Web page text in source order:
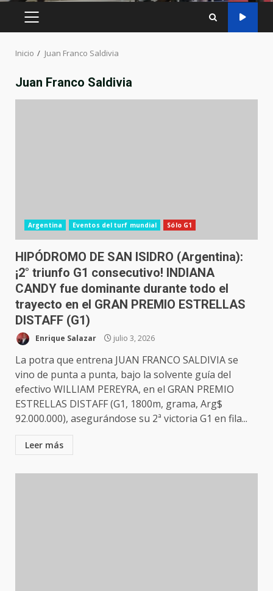
MENÚ
Inicio Juan Franco Saldivia
Juan Franco Saldivia
Argentina Eventos del turf mundial Sólo G1
HIPÓDROMO DE SAN ISIDRO (Argentina):
¡2° triunfo G1 consecutivo! INDIANA
CANDY fue dominante durante todo el
trayecto en el GRAN PREMIO ESTRELLAS
DISTAFF (G1)
Enrique Salazar julio 3, 2026
La potra que entrena JUAN FRANCO SALDIVIA se
vino de punta a punta, bajo la solvente guía del
efectivo WILLIAM PEREYRA, en el GRAN PREMIO
ESTRELLAS DISTAFF (G1, 1800m, grama, Arg$
92.000.000), asegurándose su 2ª victoria G1 en fila...
Leer más